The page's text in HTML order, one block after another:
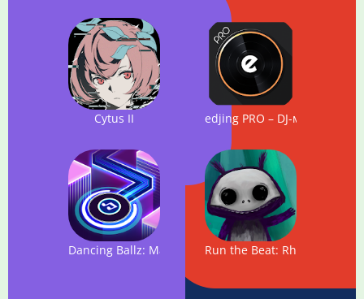
Cytus II edjing PRO – DJ-микшер
Dancing Ballz: Magic Dance Line Tiles Game
Run the Beat: Rhythm